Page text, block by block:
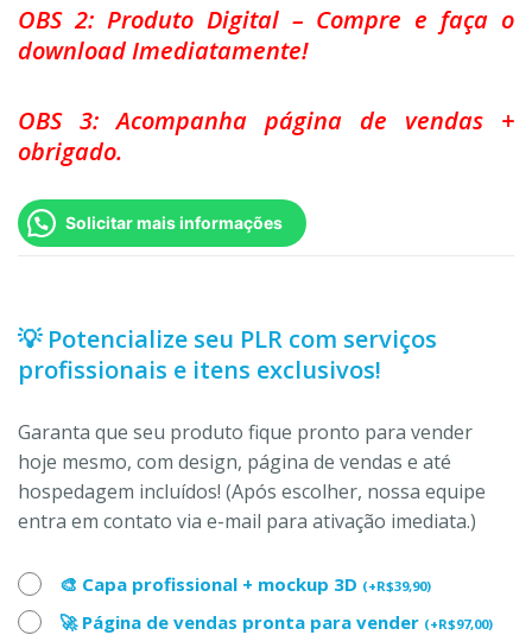
OBS 2: Produto Digital – Compre e faça o
download Imediatamente!
OBS 3: Acompanha página de vendas +
obrigado.
Solicitar mais informações
💡 Potencialize seu PLR com serviços
profissionais e itens exclusivos!
Garanta que seu produto fique pronto para vender
hoje mesmo, com design, página de vendas e até
hospedagem incluídos! (Após escolher, nossa equipe
entra em contato via e-mail para ativação imediata.)
🎨 Capa profissional + mockup 3D (+R$39,90)
🚀 Página de vendas pronta para vender (+R$97,00)